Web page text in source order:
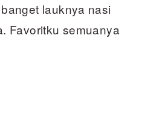
lauknya nasi
Favoritku semuanya